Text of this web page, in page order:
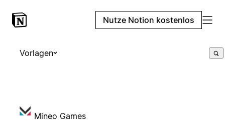
Nutze Notion kostenlos
Vorlagen
Mineo Games